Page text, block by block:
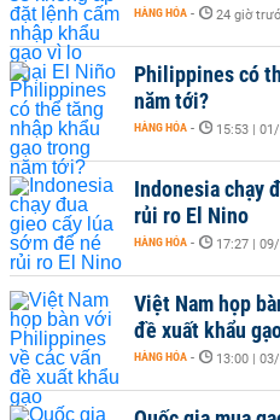
HÀNG HÓA - 24 giờ
Philippines có
năm tới?
HÀNG HÓA - 15:53 |
Indonesia chạy
rủi ro El Nino
HÀNG HÓA - 17:27 |
Việt Nam họp
đề xuất khẩu
HÀNG HÓA - 13:00 |